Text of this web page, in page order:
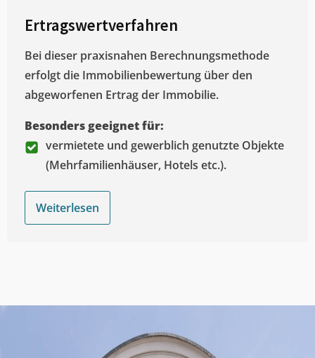
Ertragswertverfahren
Bei dieser praxisnahen Berechnungsmethode
erfolgt die Immobilienbewertung über den
abgeworfenen Ertrag der Immobilie.
Besonders geeignet für:
vermietete und gewerblich genutzte Objekte
(Mehrfamilienhäuser, Hotels etc.).
Weiterlesen